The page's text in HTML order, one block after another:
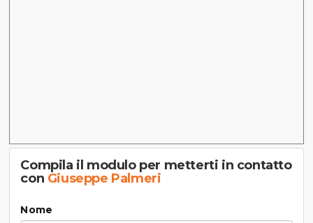
Compila il modulo per metterti in contatto
con Giuseppe Palmeri
Nome